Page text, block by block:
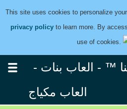
This site uses cookies to personalize
privacy policy to learn more. By
use of cookies.
™ - العاب بنات -
العاب مكياج